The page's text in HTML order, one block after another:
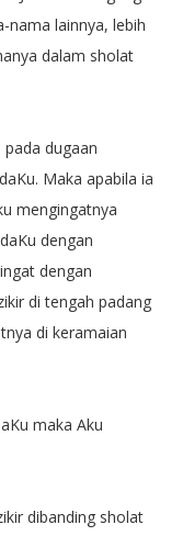
nama lainnya, lebih
dalam sholat
pada dugaan
Maka apabila ia
mengingatnya
dengan
dengan
di tengah padang
di keramaian
maka Aku
dibanding sholat